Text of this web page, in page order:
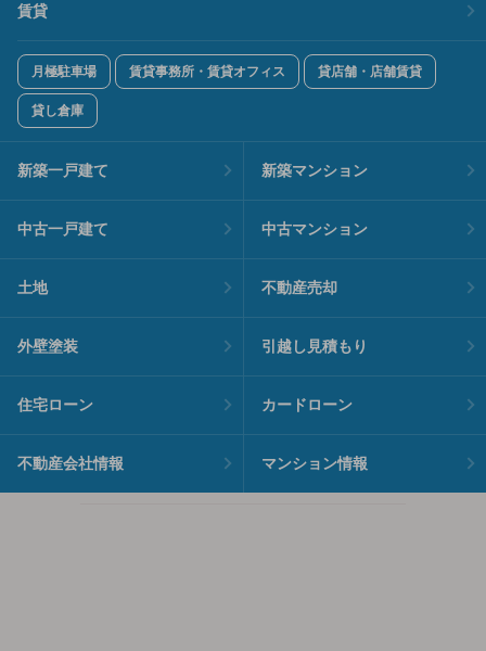
賃貸
月極駐車場 賃貸事務所・賃貸オフィス 貸店舗・店舗賃貸
貸し倉庫
新築一戸建て 新築マンション
中古一戸建て 中古マンション
土地 不動産売却
外壁塗装 引越し見積もり
住宅ローン カードローン
不動産会社情報 マンション情報